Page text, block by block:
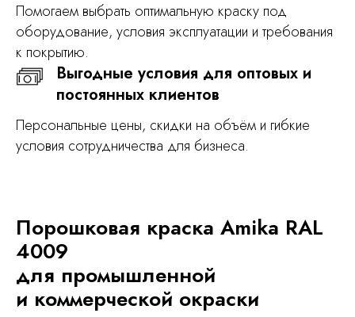
Помогаем выбрать оптимальную краску под
оборудование, условия эксплуатации и требования
к покрытию.
Выгодные условия для оптовых и
постоянных клиентов
Персональные цены, скидки на объём и гибкие
условия сотрудничества для бизнеса.
Порошковая краска Amika RAL
4009
для промышленной
и коммерческой окраски